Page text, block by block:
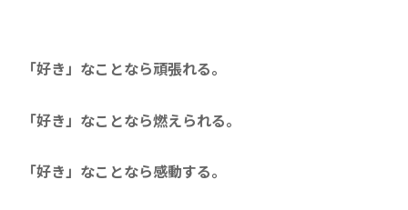
「好き」なことなら頑張れる。
「好き」なことなら燃えられる。
「好き」なことなら感動する。